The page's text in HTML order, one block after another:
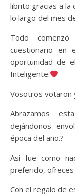
librito gracias a la
lo largo del mes
Todo
cuestionario en
oportunidad de
Inteligente.
Vosotros votaron
Abrazamos
dejándonos
época del año.?
Así fue como
preferido, ofreces
Con el regalo de